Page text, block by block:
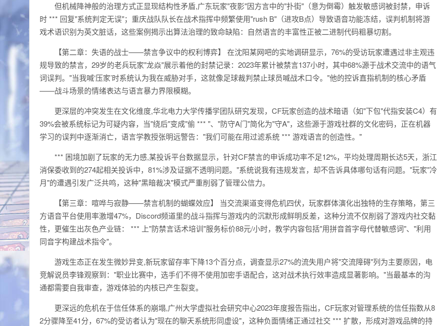
但机械降神般的治理方式正显现结构性矛盾,广东玩家"夜影"因方言中的"扑街"（意为倒霉）触发敏感词被封禁，申诉
时 *** 回复"系统判定无误"；重庆战队队长在战术指挥中频繁使用"rush B"（进攻B点）导致语音功能冻结，误判机制将游
戏术语识别为英文脏话，这些案例揭示出算法治理的致命缺陷：自然语言的丰富性正被二进制代码粗暴切割。
【第二章：失语的战士——禁言争议中的权利博弈】 在沈阳某网吧的实地调研显示，76%的受访玩家遭遇过非主观违
规导致的禁言，29岁的老兵玩家"龙焱"展示着他的封禁记录：2023年累计被禁言137小时，其中68%源于战术交流中的语气
词误判。"当我喊‘压家’时系统认为我在威胁对手，这就像足球裁判禁止球员喊战术口令。"他的控诉直指机制的核心矛盾
——战斗场景的情绪表达与语言暴力界限模糊。
更深层的冲突发生在文化维度,华北电力大学传播学团队研究发现，CF玩家创造的战术暗语（如"下包"代指安装C4）有
39%会被系统标记为可疑内容，当"绕后"变成"偷 *** "、"防守A门"简化为"守A"，这些源于游戏社群的文化密码，正在机器
学习的误判中逐渐消亡，语言学教授张明远警告："我们可能在用过滤系统 *** 游戏语言的创造性。"
*** 困境加剧了玩家的无力感,某投诉平台数据显示，针对CF禁言的申诉成功率不足12%，平均处理周期长达5天，浙江
消保委收到的274起相关投诉中，81%涉及证据不透明问题。"系统说我有违规发言，却不告诉具体哪句话有问题。"玩家"冷
月"的遭遇引发广泛共鸣，这种"黑暗裁决"模式严重削弱了管理公信力。
【第三章：喧哗与寂静——禁言机制的蝴蝶效应】 当交流渠道变得危机四伏，玩家群体演化出独特的生存策略，第三
方语音平台使用率激增47%，Discord频道里的战斗指挥与游戏内的沉默形成鲜明反差，这种分流不仅削弱了游戏内社交黏
性，更催生出灰色产业链： *** 上"防禁言话术培训"服务标价88元/小时，教学内容包括"用拼音首字母代替敏感词"、"利用
同音字构建战术指令"。
游戏生态正在发生微妙异变,新玩家留存率下降13个百分点，调查显示27%的流失用户将"交流障碍"列为主要原因，电
竞解说员李锋观察到："职业比赛中，选手们不得不使用加密手语配合，这对战术执行效率造成显著影响。"当最基本的沟
通都需要自我审查，游戏体验的内核已产生裂变。
更深远的危机在于信任体系的崩塌,广州大学虚拟社会研究中心2023年度报告指出，CF玩家对管理系统的信任指数从8
2分骤降至41分，67%的受访者认为"现在的聊天系统形同虚设"，这种负面情绪正通过社交 *** 扩散，形成对游戏品牌的持